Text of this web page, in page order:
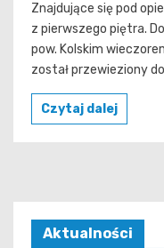
Znajdujące się pod
z pierwszego piętra.
pow. Kolskim
został przewieziony
Czytaj dalej
Aktualności